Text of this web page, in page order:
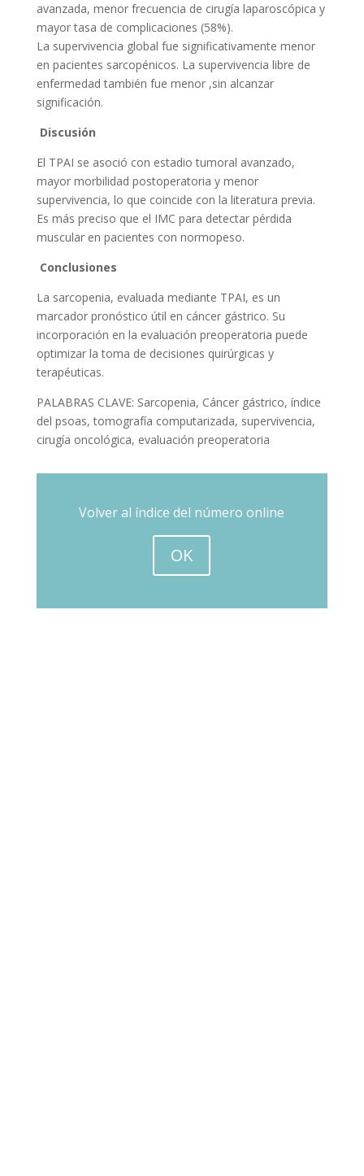
avanzada, menor frecuencia de cirugía laparoscópica y
mayor tasa de complicaciones (58%).
La supervivencia global fue significativamente menor
en pacientes sarcopénicos. La supervivencia libre de
enfermedad también fue menor ,sin alcanzar
significación.
Discusión
El TPAI se asoció con estadio tumoral avanzado,
mayor morbilidad postoperatoria y menor
supervivencia, lo que coincide con la literatura previa.
Es más preciso que el IMC para detectar pérdida
muscular en pacientes con normopeso.
Conclusiones
La sarcopenia, evaluada mediante TPAI, es un
marcador pronóstico útil en cáncer gástrico. Su
incorporación en la evaluación preoperatoria puede
optimizar la toma de decisiones quirúrgicas y
terapéuticas.
PALABRAS CLAVE: Sarcopenia, Cáncer gástrico, índice
del psoas, tomografía computarizada, supervivencia,
cirugía oncológica, evaluación preoperatoria
Volver al índice del número online
OK